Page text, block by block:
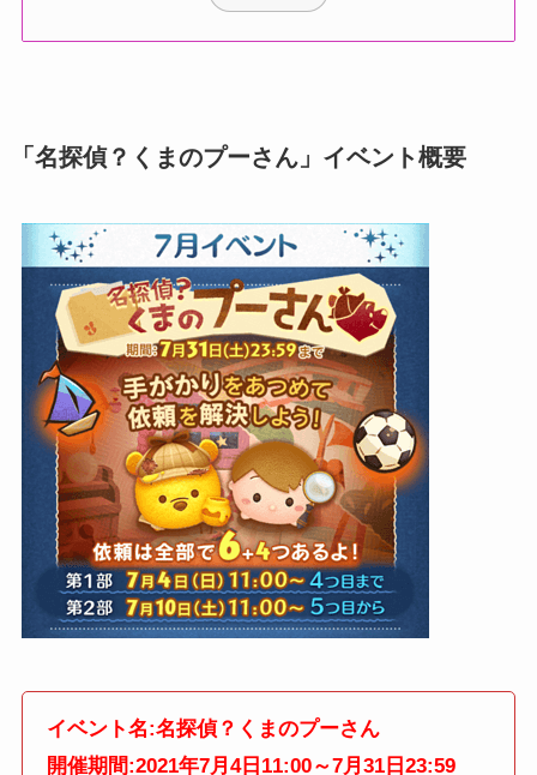
「名探偵？くまのプーさん」イベント概要
イベント名:名探偵？くまのプーさん
開催期間:2021年7月4日11:00～7月31日23:59